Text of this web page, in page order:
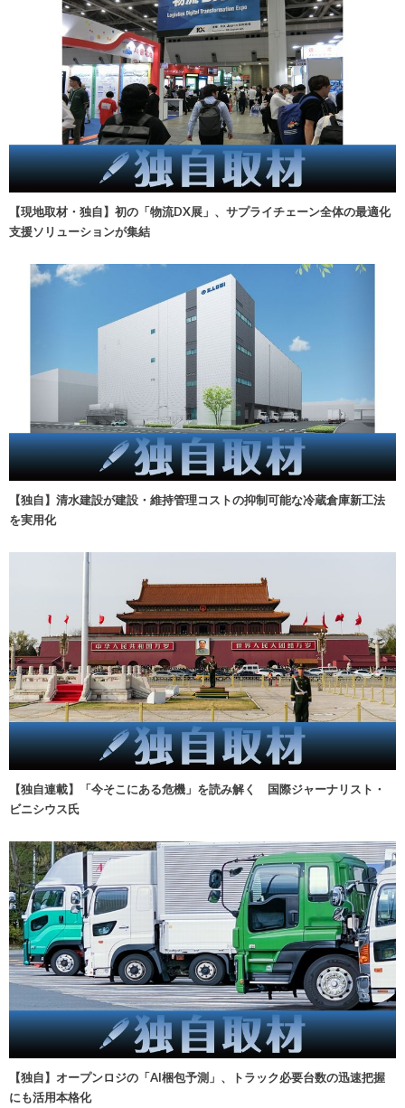
【現地取材・独自】初の「物流DX展」、サプライチェーン全体の最適化
支援ソリューションが集結
【独自】清水建設が建設・維持管理コストの抑制可能な冷蔵倉庫新工法
を実用化
【独自連載】「今そこにある危機」を読み解く 国際ジャーナリスト・
ビニシウス氏
【独自】オープンロジの「AI梱包予測」、トラック必要台数の迅速把握
にも活用本格化